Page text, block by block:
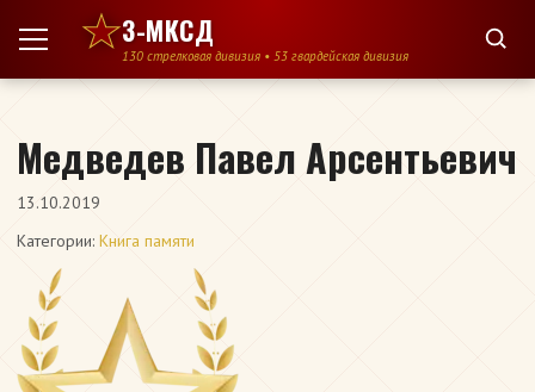
Перейти к содержимому
3-МКСД
130 стрелковая дивизия • 53 гвардейская дивизия
Медведев Павел Арсентьевич
13.10.2019
Категории: Книга памяти